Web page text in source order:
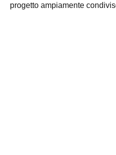
progetto ampiamente